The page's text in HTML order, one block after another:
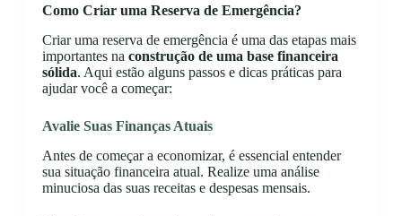
Como Criar uma Reserva de Emergência?
Criar uma reserva de emergência é uma das etapas mais
importantes na construção de uma base financeira
sólida. Aqui estão alguns passos e dicas práticas para
ajudar você a começar:
Avalie Suas Finanças Atuais
Antes de começar a economizar, é essencial entender
sua situação financeira atual. Realize uma análise
minuciosa das suas receitas e despesas mensais.